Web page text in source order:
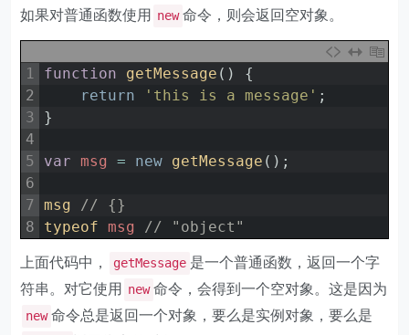
如果对普通函数使用 new 命令，则会返回空对象。
1
2
3
4
5
6
7
8
function getMessage ( )
{
return
'this is a message' ;
}
var msg = new getMessage ( ) ;
msg
// {}
typeof msg // "object"
上面代码中， getMessage 是一个普通函数，返回一个字
符串。对它使用
new 命令，会得到一个空对象。这是因为
new 命令总是返回一个对象，要么是实例对象，要么是